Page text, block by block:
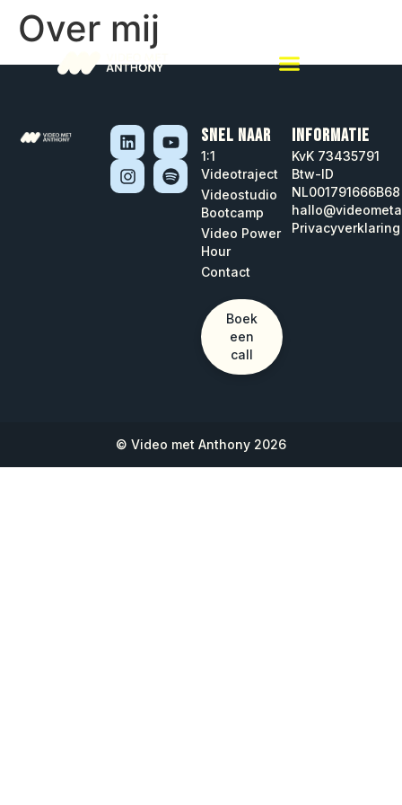
Over mij
SNEL NAAR
1:1
Videotraject
Videostudio
Bootcamp
Video Power
Hour
Contact
Boek
een
call
INFORMATIE
KvK 73435791
Btw-ID
NL001791666B68
Privacyverklaring
© Video met Anthony 2026